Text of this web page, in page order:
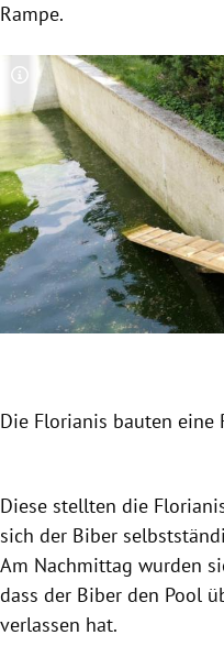
Rampe.
Copyright-Hinweis öffnen/
Die Florianis bauten eine
Diese stellten die
sich der Biber
Am Nachmittag wurden
dass der Biber den Pool
verlassen hat.